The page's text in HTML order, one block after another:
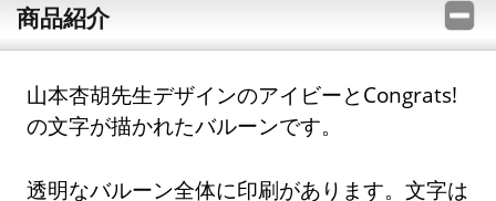
商品紹介
山本杏胡先生デザインのアイビーとCongrats!
の文字が描かれたバルーンです。
透明なバルーン全体に印刷があります。文字は